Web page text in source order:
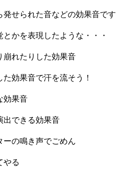
発せられた音などの効果音です
かを表現したような・・・
崩れたりした効果音
効果音で汗を流そう！
効果音
出できる効果音
ーの鳴き声でごめん
やる